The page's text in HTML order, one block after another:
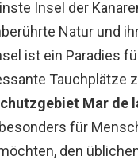
Insel der
Natur und
ist ein Paradies
Tauchplätze
Mar de
für
den